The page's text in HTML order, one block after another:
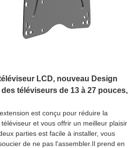
LCD, nouveau Design
téléviseurs de 13 à 27 pouces,
est conçu pour réduire la
et vous offrir un meilleur plaisir
parties est facile à installer, vous
de ne pas l'assembler.Il prend en